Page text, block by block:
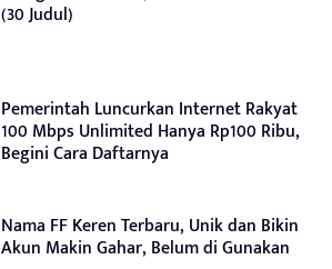
(30 Judul)
Pemerintah Luncurkan Internet Rakyat
100 Mbps Unlimited Hanya Rp100 Ribu,
Begini Cara Daftarnya
Nama FF Keren Terbaru, Unik dan Bikin
Akun Makin Gahar, Belum di Gunakan